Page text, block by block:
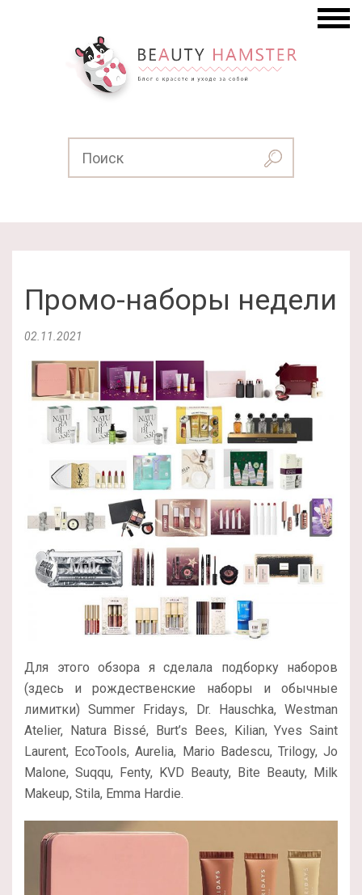
Промо-наборы недели
02.11.2021
Для этого обзора я сделала подборку наборов
(здесь и рождественские наборы и обычные
лимитки) Summer Fridays, Dr. Hauschka, Westman
Atelier, Natura Bissé, Burt’s Bees, Kilian, Yves Saint
Laurent, EcoTools, Aurelia, Mario Badescu, Trilogy, Jo
Malone, Suqqu, Fenty, KVD Beauty, Bite Beauty, Milk
Makeup, Stila, Emma Hardie.